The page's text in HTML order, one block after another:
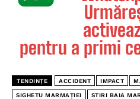
pentru a primi
TENDINȚE ACCIDENT IMPACT
SIGHETU MARMAȚIEI STIRI BAIA